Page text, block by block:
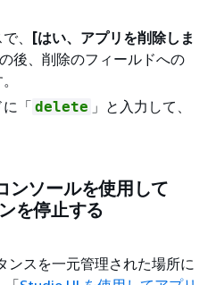
、 [はい、アプリを削除しま
後、削除のフィールドへの
「 delete 」と入力して、
ンソールを使用して
を停止する
ンスを一元管理された場所に